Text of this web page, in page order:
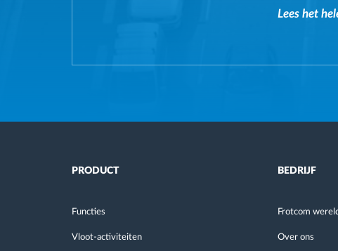
Lees het
PRODUCT
Functies
Vloot-activiteiten
BEDRIJF
Frotcom
Over ons